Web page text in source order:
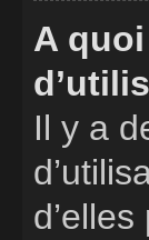
A
Il y a